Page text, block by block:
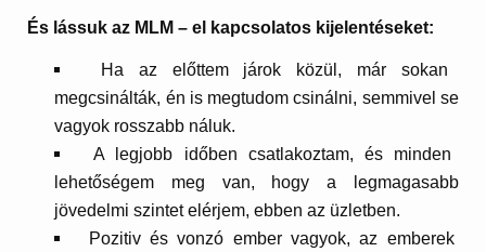
És lássuk az MLM – el kapcsolatos kijelentéseket:
Ha az előttem járok közül, már sokan
megcsinálták, én is megtudom csinálni, semmivel se
vagyok rosszabb náluk.
A legjobb időben csatlakoztam, és minden
lehetőségem meg van, hogy a legmagasabb
jövedelmi szintet elérjem, ebben az üzletben.
Pozitiv és vonzó ember vagyok, az emberek